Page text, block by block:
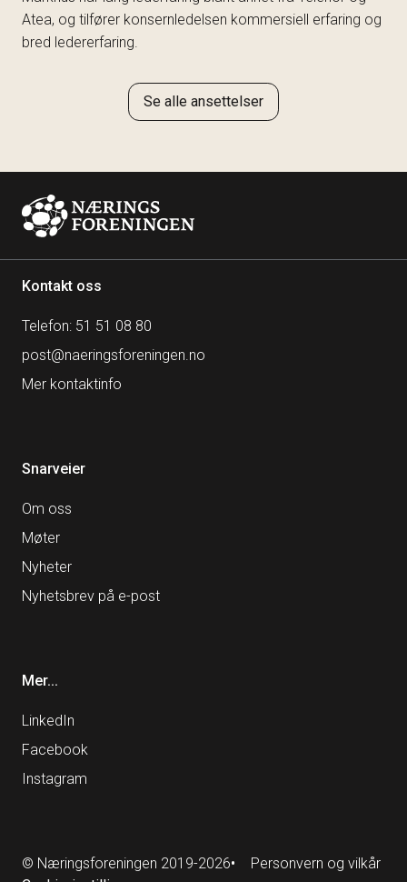
Atea, og tilfører konsernledelsen kommersiell erfaring og
bred ledererfaring.
Se alle ansettelser
Kontakt oss
Telefon: 51 51 08 80
post@naeringsforeningen.no
Mer kontaktinfo
Snarveier
Om oss
Møter
Nyheter
Nyhetsbrev på e-post
Mer...
LinkedIn
Facebook
Instagram
© Næringsforeningen 2019-2026
Personvern og vilkår